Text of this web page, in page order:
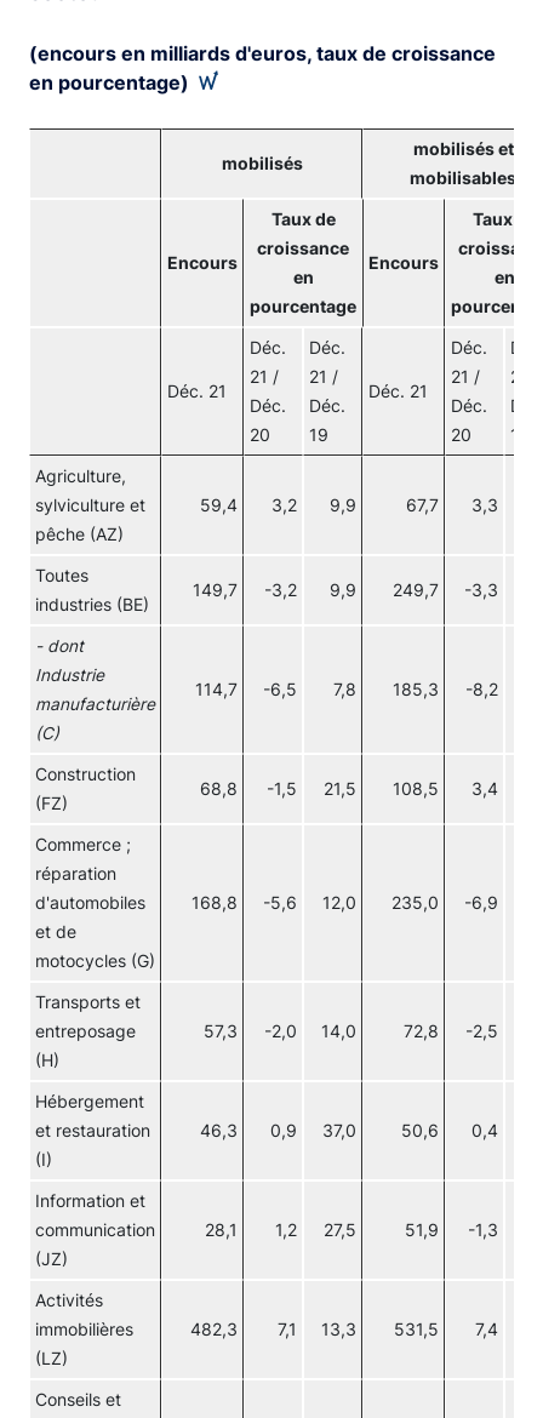
(encours en milliards d'euros, taux de croissance
en pourcentage)
mobilisés
mobilisés et
mobilisables
Encours
Taux de
croissance
en
pourcentage
Encours
Taux de
en
Déc. 21
Déc.
21 /
Déc.
20
Déc.
21 /
Déc.
19
Déc. 21
Déc.
21 /
Déc.
20
21 /
19
Agriculture,
sylviculture et
pêche (AZ)
59,4 3,2 9,9 67,7 3,3
Toutes
industries (BE)
149,7 -3,2 9,9 249,7 -3,3
- dont
Industrie
manufacturière
(C)
114,7 -6,5 7,8 185,3 -8,2
Construction
(FZ)
68,8 -1,5 21,5 108,5 3,4
Commerce ;
réparation
d'automobiles
et de
motocycles (G)
168,8 -5,6 12,0 235,0 -6,9
Transports et
entreposage
(H)
57,3 -2,0 14,0 72,8 -2,5
Hébergement
et restauration
(I)
46,3 0,9 37,0 50,6 0,4
Information et
communication
(JZ)
28,1 1,2 27,5 51,9 -1,3
Activités
immobilières
(LZ)
482,3 7,1 13,3 531,5 7,4
Conseils et